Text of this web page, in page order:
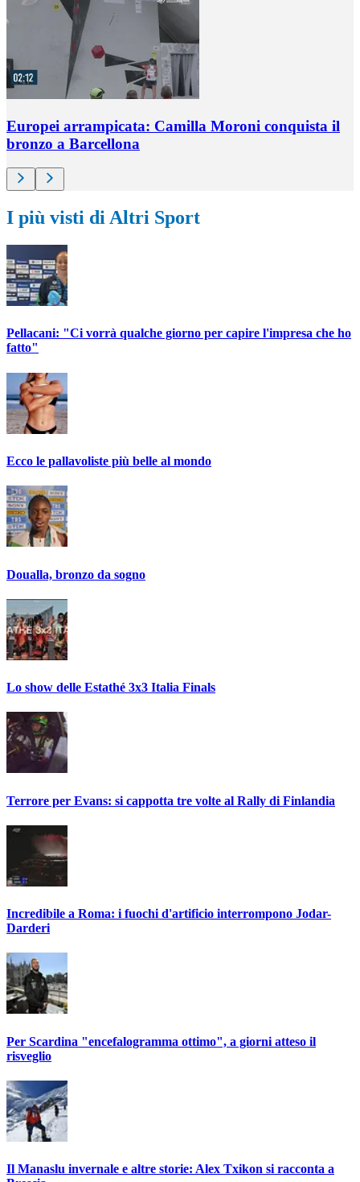
Europei arrampicata: Camilla Moroni conquista il
bronzo a Barcellona
I più visti di Altri Sport
Pellacani: "Ci vorrà qualche giorno per capire l'impresa che ho
fatto"
Ecco le pallavoliste più belle al mondo
Doualla, bronzo da sogno
Lo show delle Estathé 3x3 Italia Finals
Terrore per Evans: si cappotta tre volte al Rally di Finlandia
Incredibile a Roma: i fuochi d'artificio interrompono Jodar-
Darderi
Per Scardina "encefalogramma ottimo", a giorni atteso il
risveglio
Il Manaslu invernale e altre storie: Alex Txikon si racconta a